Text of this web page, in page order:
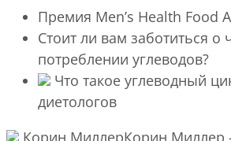
Премия Men’s Health Food
Стоит ли вам заботиться о
потреблении углеводов?
Что такое углеводный
диетологов
Корин МиллерКорин Миллер